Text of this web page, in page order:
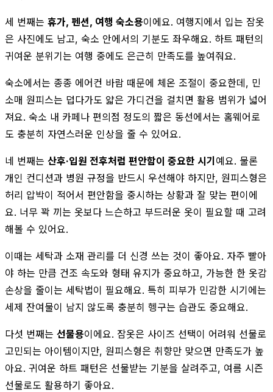
세 번째는 휴가, 펜션, 여행 숙소용이에요. 여행지에서 입는 잠옷
은 사진에도 남고, 숙소 안에서의 기분도 좌우해요. 하트 패턴의
귀여운 분위기는 여행 중에도 은근히 만족도를 높여줘요.
숙소에서는 종종 에어컨 바람 때문에 체온 조절이 중요한데, 민
소매 원피스는 덥다가도 얇은 가디건을 걸치면 활용 범위가 넓어
져요. 숙소 내 카페나 편의점 정도의 짧은 동선에서는 홈웨어로
도 충분히 자연스러운 인상을 줄 수 있어요.
네 번째는 산후·입원 전후처럼 편안함이 중요한 시기 예요. 물론
개인 컨디션과 병원 규정을 반드시 우선해야 하지만, 원피스형은
허리 압박이 적어서 편안함을 중시하는 상황과 잘 맞는 편이에
요. 너무 꽉 끼는 옷보다 느슨하고 부드러운 옷이 필요할 때 고려
해볼 수 있어요.
이때는 세탁과 소재 관리를 더 신경 쓰는 것이 좋아요. 자주 빨아
야 하는 만큼 건조 속도와 형태 유지가 중요하고, 가능한 한 옷감
손상을 줄이는 세탁법이 필요해요. 특히 피부가 민감한 시기에는
세제 잔여물이 남지 않도록 충분히 헹구는 습관도 중요해요.
다섯 번째는 선물용이에요. 잠옷은 사이즈 선택이 어려워 선물로
고민되는 아이템이지만, 원피스형은 취향만 맞으면 만족도가 높
아요. 귀여운 하트 패턴은 선물받는 기분을 살려주고, 여름 시즌
선물로도 활용하기 좋아요.